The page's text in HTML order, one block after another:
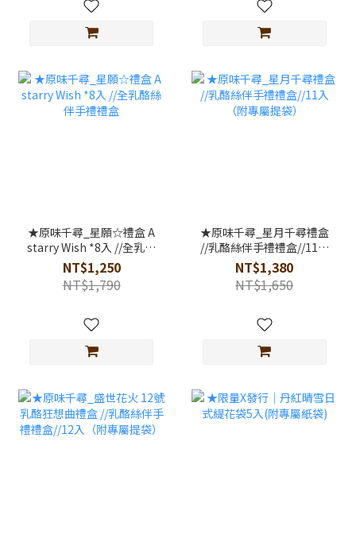
★原味千尋_星願☆禮盒 A
starry Wish *8入 //全乳酪
絲伴手禮禮盒
NT$1,250
NT$1,790
★原味千尋_星月千尋禮盒
//乳酪絲伴手禮禮盒//11入
（附專屬提袋）
NT$1,380
NT$1,650